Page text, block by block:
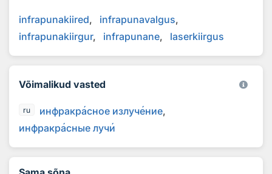
infrapunakiired
infrapunavalgus
infrapunakiirgur
infrapunane laserkiirgus
Võimalikud vasted
ru инфракрасное излучение
инфракрасные лучи